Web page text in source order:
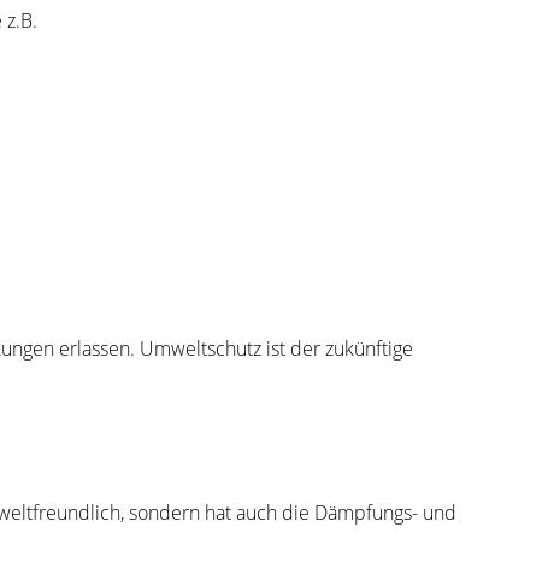
erlassen. Umweltschutz ist der zukünftige
sondern hat auch die Dämpfungs- und